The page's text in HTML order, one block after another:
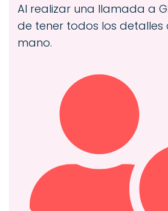
Al realizar una llamada a
de tener todos los detalles
mano.